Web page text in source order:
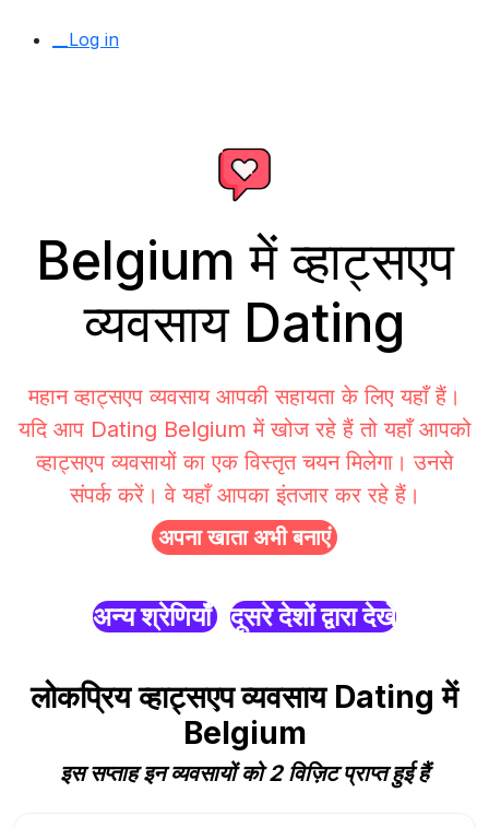
__Log in
Belgium में व्हाट्सएप
व्यवसाय Dating
महान व्हाट्सएप व्यवसाय आपकी सहायता के लिए यहाँ हैं।
यदि आप Dating Belgium में खोज रहे हैं तो यहाँ आपको
व्हाट्सएप व्यवसायों का एक विस्तृत चयन मिलेगा। उनसे
संपर्क करें। वे यहाँ आपका इंतजार कर रहे हैं।
अपना खाता अभी बनाएं
अन्य श्रेणियाँ दूसरे देशों द्वारा देखें
लोकप्रिय व्हाट्सएप व्यवसाय Dating में
Belgium
इस सप्ताह इन व्यवसायों को 2 विज़िट प्राप्त हुई हैं